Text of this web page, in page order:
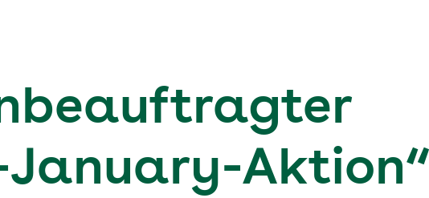
Aktion“